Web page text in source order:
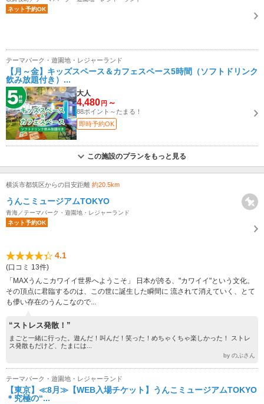
ネット予約OK
テーマパーク・遊園地・レジャーランド
【月～金】キッズスペース＆カフェスペース5時間（ソフトドリンク
飲み放題付き）...
大人
4,480 円 ～
88ポイント～たまる！
即時予約OK
この施設のプランをもっと見る
横浜市都筑区からの目安距離 約20.5km
うんこミュージアムTOKYO
青海／テーマパーク・遊園地・レジャーランド
ネット予約OK
4.1
(口コミ 13件)
「MAXうんこカワイイ世界へようこそ」 日本が誇る、"カワイイ"という文化。
その頂点に君臨するのは、この世に誕生した瞬間に 流されて消えていく、とて
も儚い存在のうんこなので...
“ストレス発散！”
まごと一緒に行った。遊んだ！叫んだ！笑った！めちゃくちゃ楽しかった！ ストレ
ス発散もだけど、たまには...
by のぶさん
テーマパーク・遊園地・レジャーランド
【東京】≪8月≫【WEB入場チケット】うんこミュージアムTOKYO
＊究極の“...